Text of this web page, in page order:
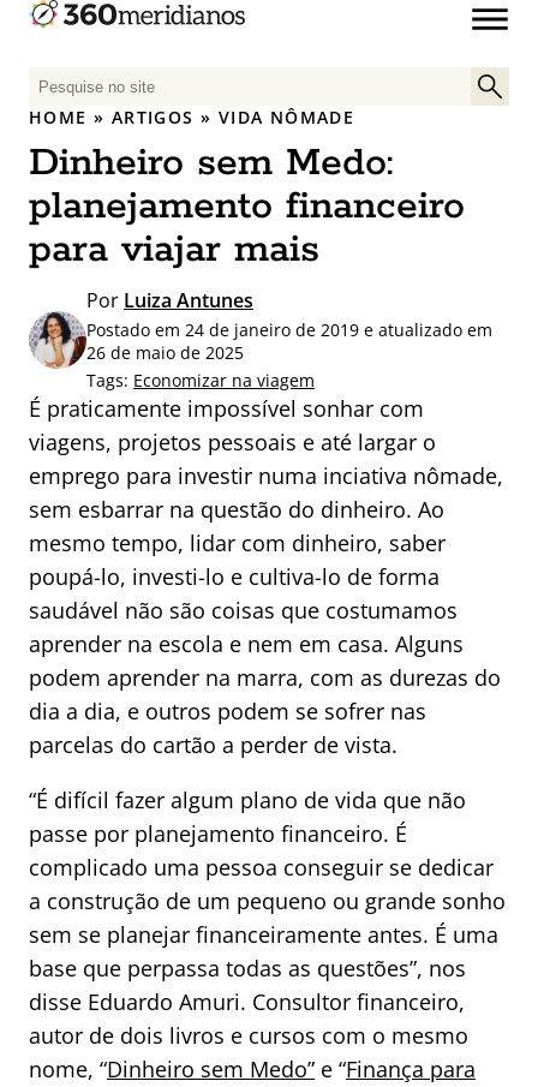
P
e
q
u
i
s
p
o
r
:
HOME » ARTIGOS » VIDA NÔMADE
Dinheiro sem Medo:
planejamento financeiro
para viajar mais
Por Luiza Antunes
Postado em 24 de janeiro de 2019 e atualizado em
26 de maio de 2025
Tags: Economizar na viagem
É praticamente impossível sonhar com
viagens, projetos pessoais e até largar o
emprego para investir numa inciativa nômade,
sem esbarrar na questão do dinheiro. Ao
mesmo tempo, lidar com dinheiro, saber
poupá-lo, investi-lo e cultiva-lo de forma
saudável não são coisas que costumamos
aprender na escola e nem em casa. Alguns
podem aprender na marra, com as durezas do
dia a dia, e outros podem se sofrer nas
parcelas do cartão a perder de vista.
“É difícil fazer algum plano de vida que não
passe por planejamento financeiro. É
complicado uma pessoa conseguir se dedicar
a construção de um pequeno ou grande sonho
sem se planejar financeiramente antes. É uma
base que perpassa todas as questões”, nos
disse Eduardo Amuri. Consultor financeiro,
autor de dois livros e cursos com o mesmo
nome, “Dinheiro sem Medo” e “Finança para